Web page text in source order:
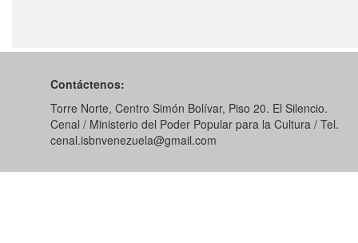
Contáctenos:
Torre Norte, Centro Simón Bolívar, Piso 20. El Silencio.
Cenal / Ministerio del Poder Popular para la Cultura / Tel.
cenal.isbnvenezuela@gmail.com